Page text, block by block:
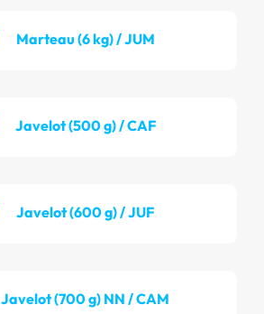
Marteau (6 kg) / JUM
Javelot (500 g) / CAF
Javelot (600 g) / JUF
Javelot (700 g) NN / CAM